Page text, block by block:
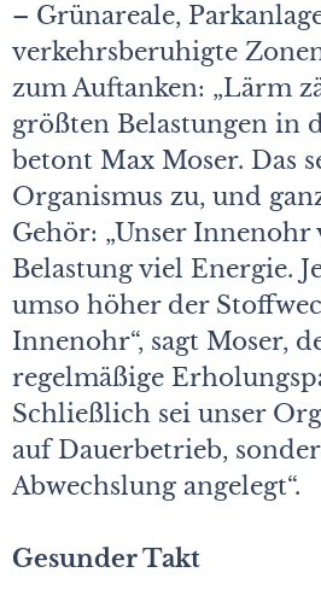
– Grünareale,
verkehrsberuhigte
zum Auftanken: „Lärm
größten Belastungen in
betont Max Moser. Das
Organismus zu, und
Gehör: „Unser
Belastung viel Energie.
umso höher der
Innenohr“, sagt Moser,
regelmäßige
Schließlich sei unser
auf Dauerbetrieb,
Abwechslung angelegt“.
Gesunder Takt